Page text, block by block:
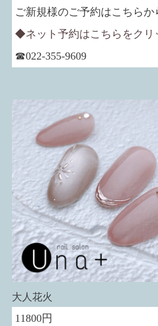
ご新規様のご予約はこちら
◆ネット予約はこちらをク
☎022-355-9609
大人花火
11800円